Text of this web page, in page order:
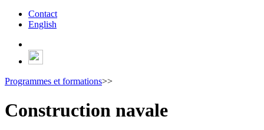
Contact
English
Programmes et formations>>
Construction navale